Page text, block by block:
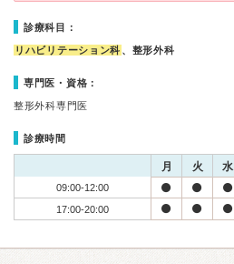
診療科目：
リハビリテーション科 、整形外科
専門医・資格：
整形外科専門医
診療時間
月 火 水
09:00-12:00
17:00-20:00